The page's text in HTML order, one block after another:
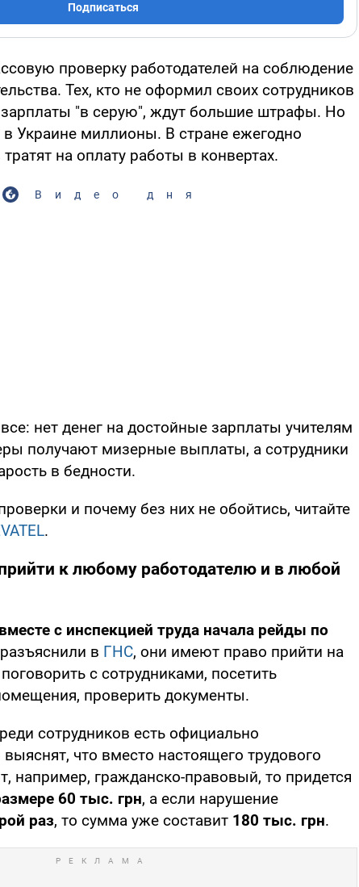
Подписаться
проверку работодателей на соблюдение
Тех, кто не оформил своих сотрудников
зарплаты "в серую", ждут большие штрафы. Но
в Украине миллионы. В стране ежегодно
на оплату работы в конвертах.
Видео дня
нет денег на достойные зарплаты учителям
получают мизерные выплаты, а сотрудники
в бедности.
и почему без них не обойтись, читайте
.
к любому работодателю и в любой
с инспекцией труда начала рейды по
в ГНС, они имеют право прийти на
с сотрудниками, посетить
проверить документы.
сотрудников есть официально
что вместо настоящего трудового
например, гражданско-правовый, то придется
60 тыс. грн, а если нарушение
раз, то сумма уже составит 180 тыс. грн.